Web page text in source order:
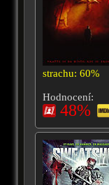
strachu: 60%
Hodnocení:
48%